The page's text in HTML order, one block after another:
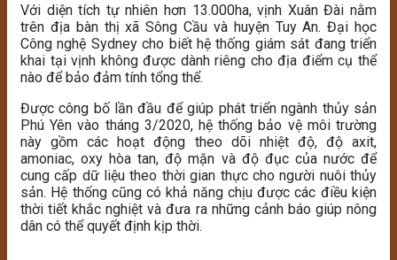
Với diện tích tự nhiên hơn 13.000ha, vịnh Xuân Đài nằm
trên địa bàn thị xã Sông Cầu và huyện Tuy An. Đại học
Công nghệ Sydney cho biết hệ thống giám sát đang triển
khai tại vịnh không được dành riêng cho địa điểm cụ thể
nào để bảo đảm tính tổng thể.
Được công bố lần đầu để giúp phát triển ngành thủy sản
Phú Yên vào tháng 3/2020, hệ thống bảo vệ môi trường
này gồm các hoạt động theo dõi nhiệt độ, độ axit,
amoniac, oxy hòa tan, độ mặn và độ đục của nước để
cung cấp dữ liệu theo thời gian thực cho người nuôi thủy
sản. Hệ thống cũng có khả năng chịu được các điều kiện
thời tiết khắc nghiệt và đưa ra những cảnh báo giúp nông
dân có thể quyết định kịp thời.